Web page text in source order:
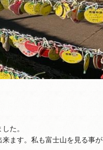
た。
ます。私も富士山を見る事が